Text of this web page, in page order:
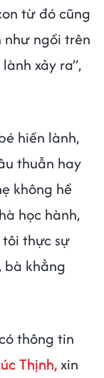
từ đó cũng
như ngồi trên
xảy ra”,
hiền lành,
thuẫn hay
không hề
học hành,
thực sự
bà khẳng
thông tin
Thịnh,xin